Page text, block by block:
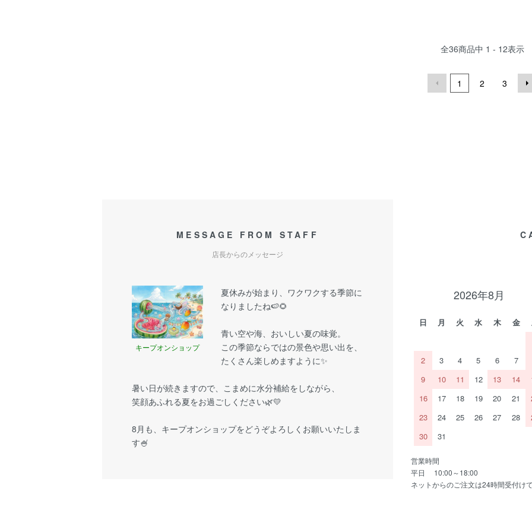
全36商品中 1 - 12表示
1 2 3
MESSAGE FROM STAFF
店長からのメッセージ
キープオンショップ
夏休みが始まり、ワクワクする季節に
なりましたね🍉🌻
青い空や海、おいしい夏の味覚。
この季節ならではの景色や思い出を、
たくさん楽しめますように✨
暑い日が続きますので、こまめに水分補給をしながら、
笑顔あふれる夏をお過ごしください🌿💛
8月も、キープオンショップをどうぞよろしくお願いいたしま
す🍧
2026年8月
日 月 火 水 木 金
2
3 4 5 6 7
9
10 11 12 13 14
16
17 18 19 20 21
23
24 25 26 27 28
30
31
営業時間
平日 10:00～18:00
ネットからのご注文は24時間受付け